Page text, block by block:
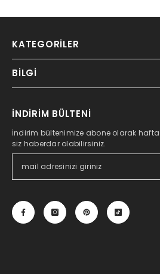
KATEGORILER
BILGI
İNDİRİM BÜLTENİ
İndirim bültenimize abone olarak
siz haberdar olabilirsiniz.